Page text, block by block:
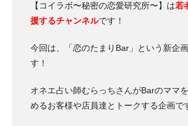
【コイラボ〜秘密の恋愛研究所〜】は若
援するチャンネルです！
今回は、「恋のたまりBar」という新企
す！
オネエ占い師むらっちさんがBarのママ
めるお客様や店員達とトークする企画で